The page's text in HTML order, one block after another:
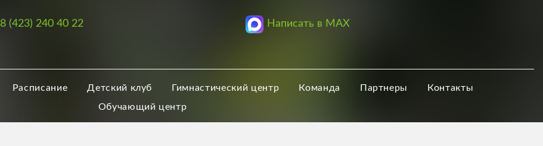
8 (423) 240 40 22 Написать в MAX
Расписание Детский клуб Гимнастический центр Команда Партнеры Контакты
Обучающий центр